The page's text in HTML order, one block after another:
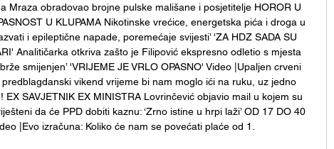
Mraza obradovao brojne pulske mališane i posjetitelje HOROR U
U KLUPAMA Nikotinske vrećice, energetska pića i droga u
i epileptične napade, poremećaje svijesti’ 'ZA HDZ SADA SU
Analitičarka otkriva zašto je Filipović ekspresno odletio s mjesta
smijenjen’ 'VRIJEME JE VRLO OPASNO' Video |Upaljen crveni
vikend vrijeme bi nam moglo ići na ruku, uz jedno
EX SAVJETNIK EX MINISTRA Lovrinčević objavio mail u kojem su
da će PPD dobiti kaznu: ‘Zrno istine u hrpi laži’ OD 17 DO 40
|Evo izračuna: Koliko će nam se povećati plaće od 1.